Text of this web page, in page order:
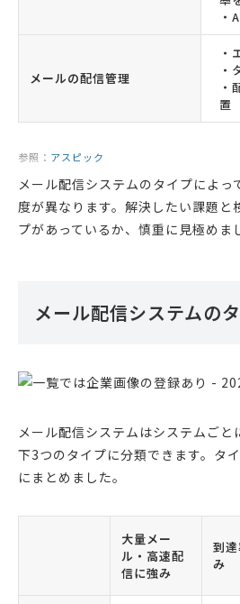
・
メールの配信管理
・
・
・
置
参照： アスピック
メール配信システムのタイプによっ
度が異なります。解決したい課題と
プがあっているか、慎重に見極めま
メール配信システムの
メール配信システムはシステムごと
下3つのタイプに分類できます。タ
にまとめました。
大量メー
ル・高速配
信に強み
到
み